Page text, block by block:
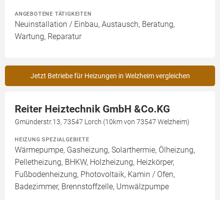
ANGEBOTENE TÄTIGKEITEN
Neuinstallation / Einbau, Austausch, Beratung,
Wartung, Reparatur
Jetzt Betriebe für Heizungen in Welzheim vergleichen
Reiter Heiztechnik GmbH &Co.KG
Gmünderstr.13, 73547 Lorch (10km von 73547 Welzheim)
HEIZUNG SPEZIALGEBIETE
Wärmepumpe, Gasheizung, Solarthermie, Ölheizung,
Pelletheizung, BHKW, Holzheizung, Heizkörper,
Fußbodenheizung, Photovoltaik, Kamin / Ofen,
Badezimmer, Brennstoffzelle, Umwälzpumpe